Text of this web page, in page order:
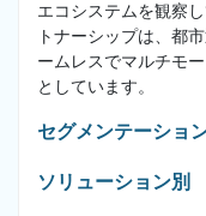
エコシステムを観察
トナーシップは、都
ームレスでマルチモ
としています。
セグメンテーショ
ソリューション別